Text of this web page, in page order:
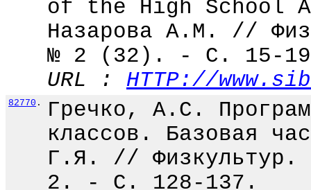
of the High School
Назарова А.М. //
№ 2 (32). - С. 15-
URL : HTTP://
82770 .
Гречко, А.С.
классов. Базовая
Г.Я. // Физкультур.
2. - С. 128-137.